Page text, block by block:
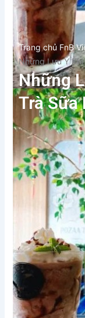
Trang chủ FnB
Những Lưu Ý
Những
Trà Sữa